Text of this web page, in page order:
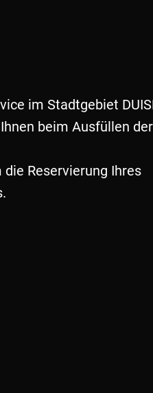
im Stadtgebiet
beim Ausfüllen
Reservierung Ihres